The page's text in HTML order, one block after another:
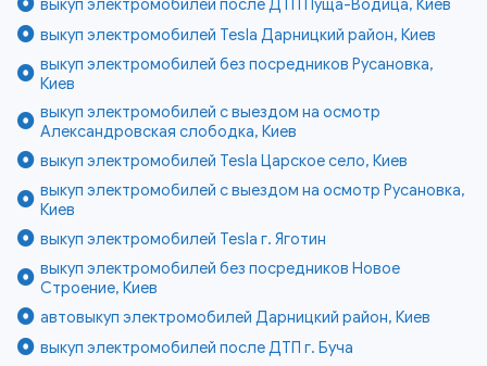
выкуп электромобилей после ДТП Пуща-Водица, Киев
выкуп электромобилей Tesla Дарницкий район, Киев
выкуп электромобилей без посредников Русановка,
Киев
выкуп электромобилей с выездом на осмотр
Александровская слободка, Киев
выкуп электромобилей Tesla Царское село, Киев
выкуп электромобилей с выездом на осмотр Русановка,
Киев
выкуп электромобилей Tesla г. Яготин
выкуп электромобилей без посредников Новое
Строение, Киев
автовыкуп электромобилей Дарницкий район, Киев
выкуп электромобилей после ДТП г. Буча